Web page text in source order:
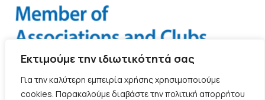
Εκτιμούμε την ιδιωτικότητά σας
Για την καλύτερη εμπειρία χρήσης χρησιμοποιούμε
cookies. Παρακαλούμε διαβάστε την πολιτική απορρήτου
Δείτε επίσης...